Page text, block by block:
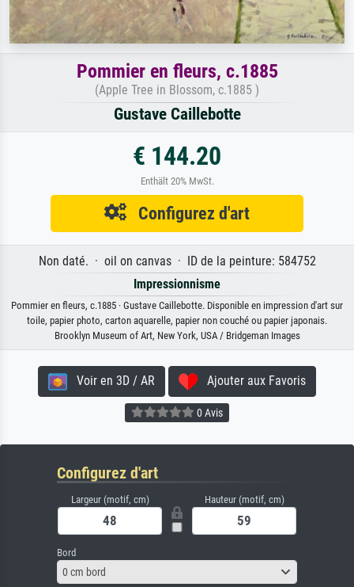
Pommier en fleurs, c.1885
(Apple Tree in Blossom, c.1885 )
Gustave Caillebotte
€ 144.20
Enthält 20% MwSt.
Configurez d'art
Non daté. · oil on canvas · ID de la peinture: 584752
Impressionnisme
Pommier en fleurs, c.1885 · Gustave Caillebotte. Disponible en impression d'art sur
toile, papier photo, carton aquarelle, papier non couché ou papier japonais.
Brooklyn Museum of Art, New York, USA / Bridgeman Images
Voir en 3D / AR Ajouter aux Favoris
0 Avis
Configurez d'art
Largeur (motif, cm) Hauteur (motif, cm)
Bord
0 cm bord